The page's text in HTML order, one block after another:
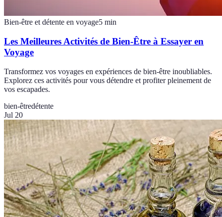
Bien-être et détente en voyage5 min
Les Meilleures Activités de Bien-Être à Essayer en
Voyage
Transformez vos voyages en expériences de bien-être inoubliables.
Explorez ces activités pour vous détendre et profiter pleinement de
vos escapades.
bien-êtredétente
Jul 20